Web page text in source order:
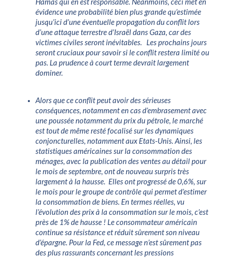
Hamas qui en est responsable. Néanmoins, ceci met en
évidence une probabilité bien plus grande qu’estimée
jusqu’ici d’une éventuelle propagation du conflit lors
d’une attaque terrestre d’Israël dans Gaza, car des
victimes civiles seront inévitables. Les prochains jours
seront cruciaux pour savoir si le conflit restera limité ou
pas. La prudence à court terme devrait largement
dominer.
Alors que ce conflit peut avoir des sérieuses
conséquences, notamment en cas d’embrasement avec
une poussée notamment du prix du pétrole, le marché
est tout de même resté focalisé sur les dynamiques
conjoncturelles, notamment aux Etats-Unis. Ainsi, les
statistiques américaines sur la consommation des
ménages, avec la publication des ventes au détail pour
le mois de septembre, ont de nouveau surpris très
largement à la hausse. Elles ont progressé de 0,6%, sur
le mois pour le groupe de contrôle qui permet d’estimer
la consommation de biens. En termes réelles, vu
l’évolution des prix à la consommation sur le mois, c’est
près de 1% de hausse ! Le consommateur américain
continue sa résistance et réduit sûrement son niveau
d’épargne. Pour la Fed, ce message n’est sûrement pas
des plus rassurants concernant les pressions